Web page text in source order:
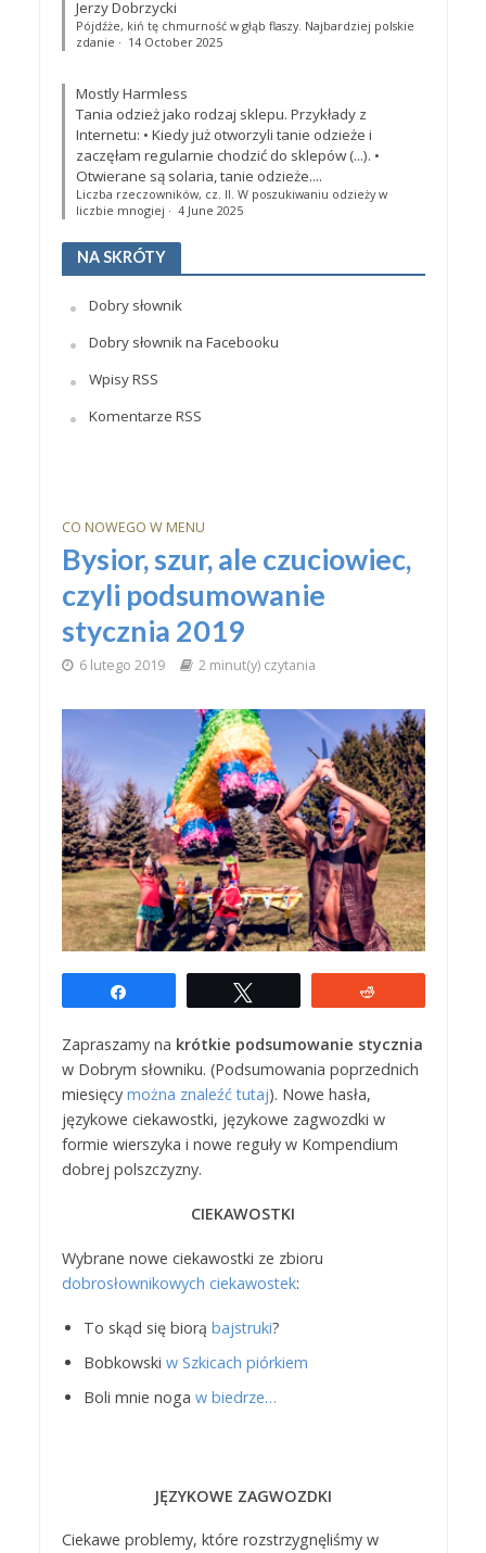
Jerzy Dobrzycki
Pójdźże, kiń tę chmurność w głąb flaszy. Najbardziej polskie
zdanie · 14 October 2025
Mostly Harmless
Tania odzież jako rodzaj sklepu. Przykłady z
Internetu: • Kiedy już otworzyli tanie odzieże i
zaczęłam regularnie chodzić do sklepów (...). •
Otwierane są solaria, tanie odzieże....
Liczba rzeczowników, cz. II. W poszukiwaniu odzieży w
liczbie mnogiej · 4 June 2025
NA SKRÓTY
Dobry słownik
Dobry słownik na Facebooku
Wpisy RSS
Komentarze RSS
CO NOWEGO W MENU
Bysior, szur, ale czuciowiec,
czyli podsumowanie
stycznia 2019
6 lutego 2019 2 minut(y) czytania
Zapraszamy na krótkie podsumowanie stycznia
w Dobrym słowniku. (Podsumowania poprzednich
miesięcy można znaleźć tutaj). Nowe hasła,
językowe ciekawostki, językowe zagwozdki w
formie wierszyka i nowe reguły w Kompendium
dobrej polszczyzny.
CIEKAWOSTKI
Wybrane nowe ciekawostki ze zbioru
dobrosłownikowych ciekawostek:
To skąd się biorą bajstruki?
Bobkowski w Szkicach piórkiem
Boli mnie noga w biedrze…
JĘZYKOWE ZAGWOZDKI
Ciekawe problemy, które rozstrzygnęliśmy w